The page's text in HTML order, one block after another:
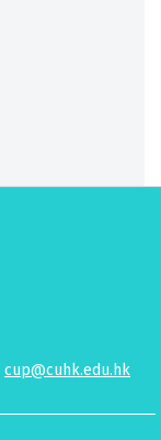
cup@cuhk.edu.hk